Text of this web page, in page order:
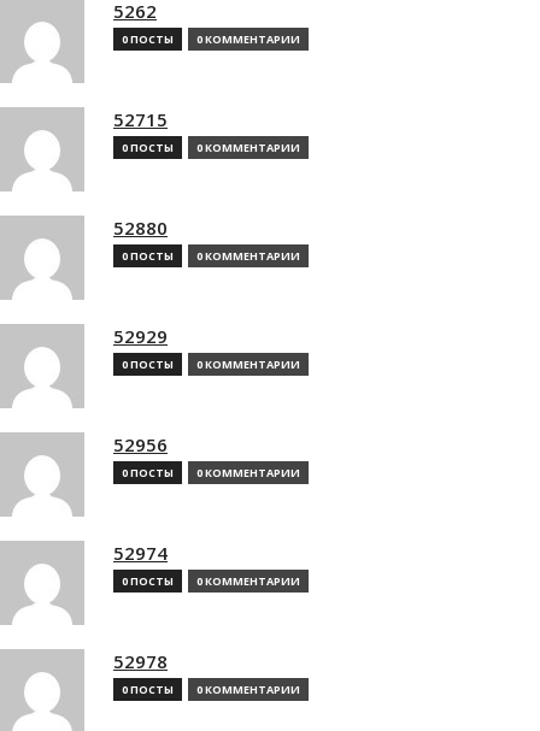
5262
0 ПОСТЫ 0 КОММЕНТАРИИ
52715
0 ПОСТЫ 0 КОММЕНТАРИИ
52880
0 ПОСТЫ 0 КОММЕНТАРИИ
52929
0 ПОСТЫ 0 КОММЕНТАРИИ
52956
0 ПОСТЫ 0 КОММЕНТАРИИ
52974
0 ПОСТЫ 0 КОММЕНТАРИИ
52978
0 ПОСТЫ 0 КОММЕНТАРИИ